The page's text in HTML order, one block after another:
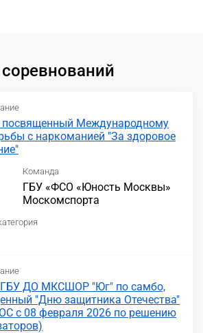
посвященный Международному
с наркоманией "За здоровое
Команда
ГБУ «ФСО «Юность Москвы»
Москомспорта
ГБУ ДО МКСШОР "Юг" по самбо,
"Дню защитника Отечества"
с 08 февраля 2026 по решению